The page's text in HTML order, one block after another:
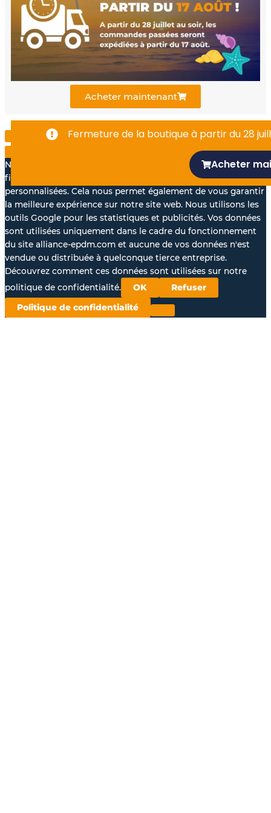
o
o
k
-
b
e
d
i
n
Acheter maintenant
Fermeture de la boutique à partir du 28
Acheter
Nous aimerions avec votre accord, utiliser vos données à des
fins statistiques et pour vous proposer des annonces
personnalisées. Cela nous permet également de vous garantir
la meilleure expérience sur notre site web. Nous utilisons les
outils Google pour les statistiques et publicités. Vos données
sont utilisées uniquement dans le cadre du fonctionnement
du site alliance-epdm.com et aucune de vos données n'est
vendue ou distribuée à quelconque tierce entreprise.
Découvrez comment ces données sont utilisées sur notre
politique de confidentialité.
OK Refuser
Politique de confidentialité